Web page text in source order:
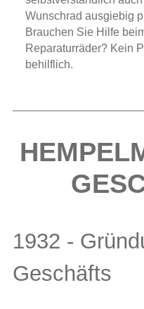
Wunschrad ausgiebig
Brauchen Sie Hilfe
Reparaturräder? Kein
behilflich.
1932 -
Geschäfts